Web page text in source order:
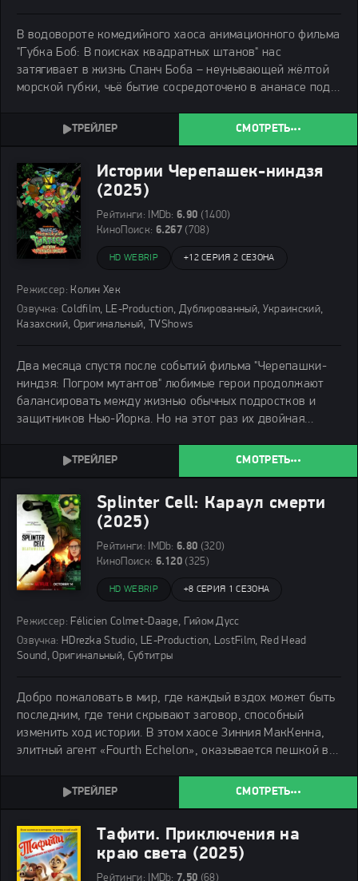
В водовороте комедийного хаоса анимационного фильма
"Губка Боб: В поисках квадратных штанов" нас
затягивает в жизнь Спанч Боба – неунывающей жёлтой
морской губки, чьё бытие сосредоточено в ананасе под
СМОТРЕТЬ
Истории Черепашек-ниндзя
(2025)
Рейтинги: IMDb:6.90 (1400)
КиноПоиск: 6.267 (708)
HD WEBRIP +12 СЕРИЯ 2 СЕЗОНА
Режиссер: Колин Хек
Озвучка: Coldfilm, LE-Production, Дублированный, Украинский,
Казахский, Оригинальный, TVShows
Два месяца спустя после событий фильма "Черепашки-
ниндзя: Погром мутантов" любимые герои продолжают
балансировать между жизнью обычных подростков и
защитников Нью-Йорка. Но на этот раз их двойная
Черепашки оказываются разделены, и
СМОТРЕТЬ
Splinter Cell: Караул смерти
(2025)
Рейтинги: IMDb:6.80 (320)
КиноПоиск: 6.120 (325)
HD WEBRIP +8 СЕРИЯ 1 СЕЗОНА
Режиссер: Félicien Colmet-Daage, Гийом Дусс
Озвучка: HDrezka Studio, LE-Production, LostFilm, Red Head
Sound, Оригинальный, Субтитры
Добро пожаловать в мир, где каждый вздох может быть
последним, где тени скрывают заговор, способный
изменить ход истории. В этом хаосе Зинния МакКенна,
элитный агент «Fourth Echelon», оказывается пешкой в
напарника она становится изгоем, преследуемым
СМОТРЕТЬ
Тафити. Приключения на
краю света (2025)
Рейтинги: IMDb: 7.50 (68)